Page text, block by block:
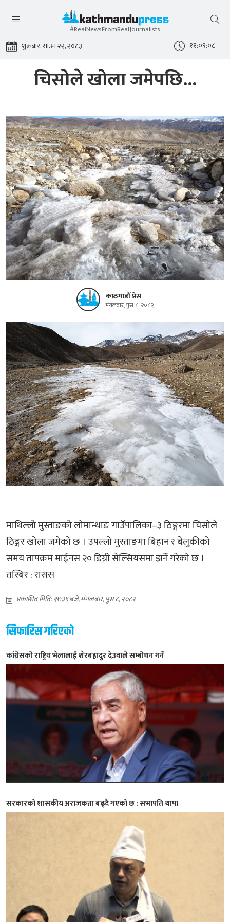
#RealNewsFromRealJournalists
शुक्रबार, साउन २२, २०८३ ११:०९:०८
चिसोले खोला जमेपछि...
काठमाडौं प्रेस
मंगलबार, पुस ८, २०८२
माथिल्लो मुस्ताङको लोमान्थाङ गाउँपालिका–३ ठिङ्गरमा चिसोले
ठिङ्गर खोला जमेको छ । उपल्लो मुस्ताङमा बिहान र बेलुकीको
समय तापक्रम माईनस २० डिग्री सेल्सियसमा झर्ने गरेको छ ।
तस्बिर : रासस
प्रकाशित मिति: ११:३९ बजे, मंगलबार, पुस ८, २०८२
सिफारिस गरिएको
कांग्रेसको राष्ट्रिय भेलालाई शेरबहादुर देउवाले सम्बोधन गर्ने
सरकारको शासकीय अराजकता बढ्दै गएको छ : सभापति थापा